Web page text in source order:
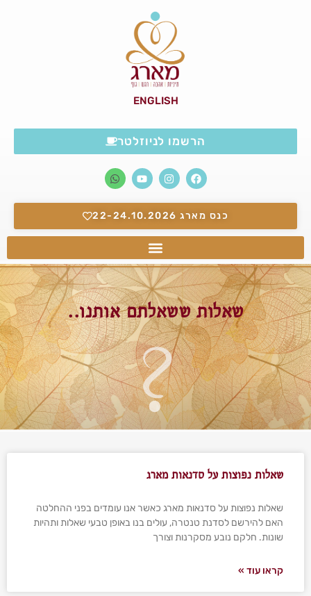
כנס מארג 22-24.10.2026
הרשמו לניוזלטר
ENGLISH
שאלות ששאלתם אותנו..
שאלות נפוצות על סדנאות מארג
שאלות נפוצות על סדנאות מארג כאשר אנו עומדים בפני ההחלטה
האם להירשם לסדנת טנטרה, עולים בנו באופן טבעי שאלות ותהיות
שונות. חלקם נובע מסקרנות וצורך
קראו עוד »